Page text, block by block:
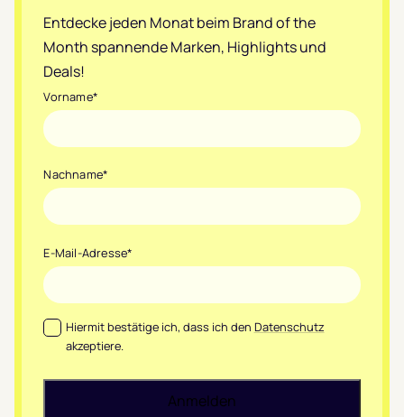
Entdecke jeden Monat beim Brand of the
Month spannende Marken, Highlights und
Deals!
Vorname*
Nachname*
E-Mail-Adresse*
Datenschutz*
Hiermit bestätige ich, dass ich den Datenschutz
akzeptiere.